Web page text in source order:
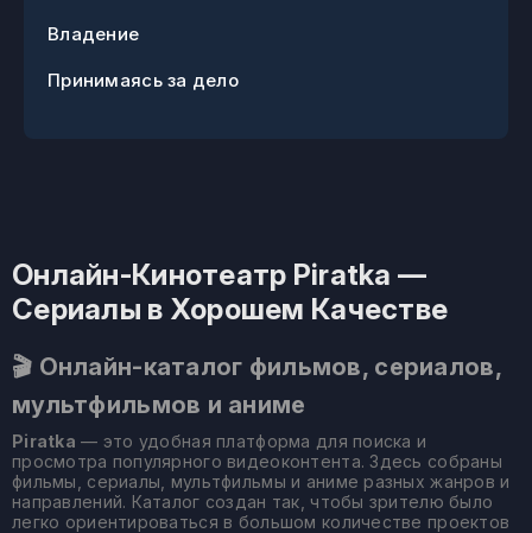
Владение
Принимаясь за дело
Онлайн-Кинотеатр Piratka —
Сериалы в Хорошем Качестве
🎬 Онлайн-каталог фильмов, сериалов,
мультфильмов и аниме
Piratka — это удобная платформа для поиска и
просмотра популярного видеоконтента. Здесь собраны
фильмы, сериалы, мультфильмы и аниме разных жанров и
направлений. Каталог создан так, чтобы зрителю было
легко ориентироваться в большом количестве проектов